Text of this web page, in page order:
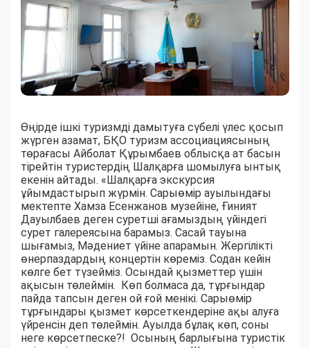
Өңірде ішкі туризмді дамытуға сүбелі үлес қосып
жүрген азамат, БҚО туризм ассоциациясының
төрағасы Айболат Құрымбаев облысқа ат басын
тірейтін туристердің Шалқарға шомылуға ынтық
екенін айтады. «Шалқарға экскурсия
ұйымдастырып жүрмін. Сарыөмір ауылындағы
мектепте Хамза Есенжанов музейіне, Ғиният
Дауылбаев деген суретші ағамыздың үйіндегі
сурет галереясына барамыз. Сасай тауына
шығамыз, Мәдениет үйіне апарамын. Жергілікті
өнерпаздардың концертін көреміз. Содан кейін
көлге бет түзейміз. Осындай қызметтер үшін
ақысын төлеймін. Көп болмаса да, тұрғындар
пайда тапсын деген ой ғой менікі. Сарыөмір
тұрғындары қызмет көрсеткендеріне ақы алуға
үйренсін деп төлеймін. Ауылда бұлақ көп, соны
неге көрсетпеске?! Осының барлығына туристік